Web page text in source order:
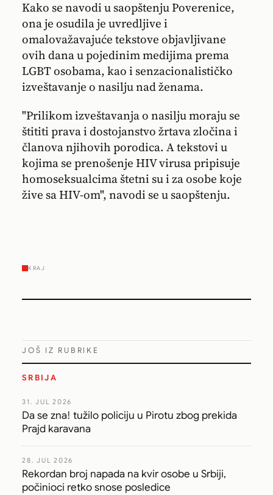
Kako se navodi u saopštenju Poverenice,
ona je osudila je uvredljive i
omalovažavajuće tekstove objavljivane
ovih dana u pojedinim medijima prema
LGBT osobama, kao i senzacionalističko
izveštavanje o nasilju nad ženama.
"Prilikom izveštavanja o nasilju moraju se
štititi prava i dostojanstvo žrtava zločina i
članova njihovih porodica. A tekstovi u
kojima se prenošenje HIV virusa pripisuje
homoseksualcima štetni su i za osobe koje
žive sa HIV-om", navodi se u saopštenju.
KRAJ
JOŠ IZ RUBRIKE
SRBIJA
31. JUL 2026
Da se zna! tužilo policiju u Pirotu zbog prekida
Prajd karavana
28. JUL 2026
Rekordan broj napada na kvir osobe u Srbiji,
počinioci retko snose posledice